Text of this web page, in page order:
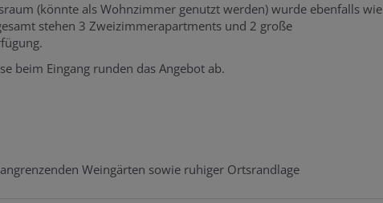
(könnte als Wohnzimmer genutzt werden) wurde ebenfalls wie
stehen 3 Zweizimmerapartments und 2 große
beim Eingang runden das Angebot ab.
Weingärten sowie ruhiger Ortsrandlage